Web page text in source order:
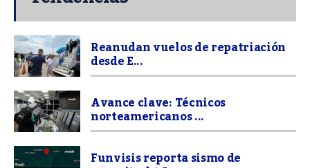
Reanudan vuelos de repatriación
desde E...
Avance clave: Técnicos
norteamericanos ...
Funvisis reporta sismo de